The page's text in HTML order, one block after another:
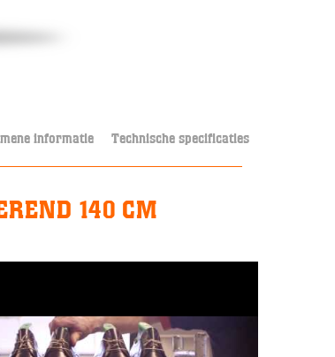
informatie Technische specificaties
140 CM